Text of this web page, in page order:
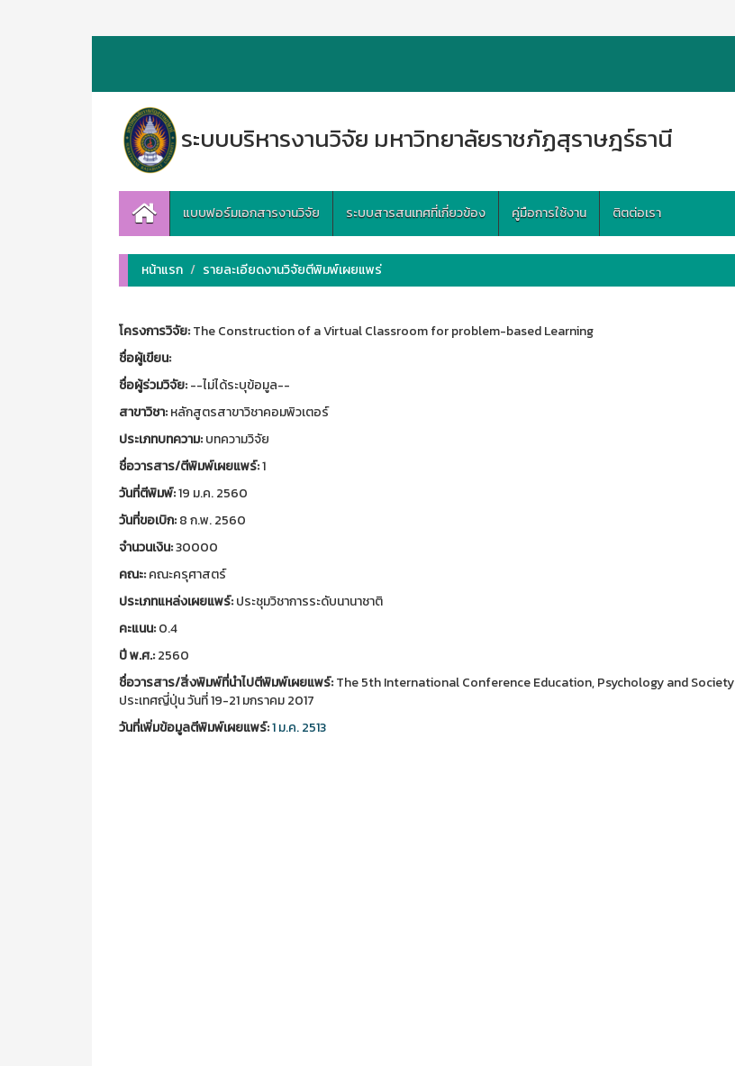
ระบบบริหารงานวิจัย มหาวิทยาลัยราชภัฏสุราษฎร์ธานี
แบบฟอร์มเอกสารงานวิจัย ระบบสารสนเทศที่เกี่ยวข้อง คู่มือการใช้งาน ติตต่อเรา
หน้าแรก รายละเอียดงานวิจัยตีพิมพ์เผยแพร่
โครงการวิจัย:The Construction of a Virtual Classroom for problem-based Learning
ชื่อผู้เขียน:
ชื่อผู้ร่วมวิจัย:--ไม่ได้ระบุข้อมูล--
สาขาวิชา:หลักสูตรสาขาวิชาคอมพิวเตอร์
ประเภทบทความ:บทความวิจัย
ชื่อวารสาร/ตีพิมพ์เผยแพร์:1
วันที่ตีพิมพ์:19 ม.ค. 2560
วันที่ขอเบิก:8 ก.พ. 2560
จำนวนเงิน:30000
คณะ:คณะครุศาสตร์
ประเภทแหล่งเผยแพร์:ประชุมวิชาการระดับนานาชาติ
คะแนน:0.4
ปี พ.ศ.:2560
ชื่อวารสาร/สิ่งพิมพ์ที่นำไปตีพิมพ์เผยแพร์:The 5th International Conference Education, Psychology and Society
ประเทศญี่ปุ่น วันที่ 19-21 มกราคม 2017
วันที่เพิ่มข้อมูลตีพิมพ์เผยแพร์:1 ม.ค. 2513